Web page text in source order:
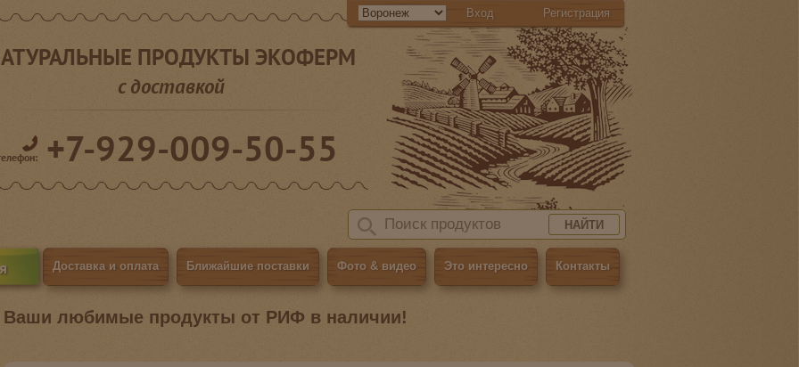
Доставка и оплата Ближайшие поставки Фото & видео Это интересно Контакты
Вход Регистрация
ПРОДУКТЫ ЭКОФЕРМ
с доставкой
+7-929-009-50-55
НАЙТИ
Ваши любимые продукты от РИФ в наличии!